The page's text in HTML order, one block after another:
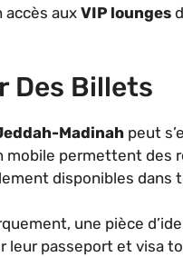
accès aux VIP lounges
Des Billets
Madinah peut
mobile permettent
disponibles dans
une pièce
passeport et visa